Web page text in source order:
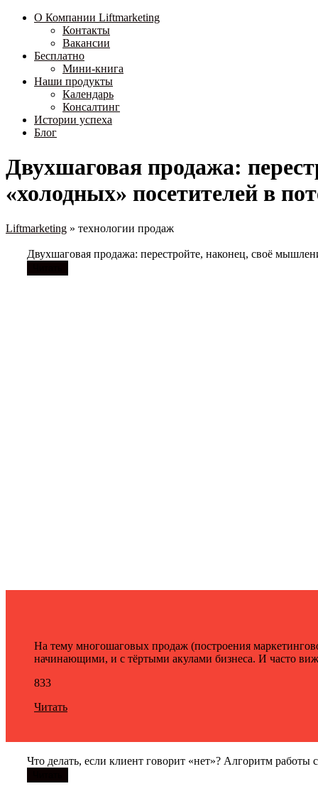
О Компании Liftmarketing
Контакты
Вакансии
Бесплатно
Мини-книга
Наши продукты
Календарь
Консалтинг
Истории успеха
Блог
Двухшаговая продажа:
«холодных» посетителей в
Liftmarketing » технологии продаж
Двухшаговая продажа: перестройте, наконец, своё
На тему многошаговых продаж (построения
начинающими, и с тёртыми акулами бизнеса. И часто
833
Читать
Что делать, если клиент говорит «нет»? Алгоритм работы